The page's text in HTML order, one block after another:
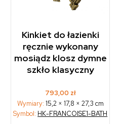
Kinkiet do łazienki
ręcznie wykonany
mosiądz klosz dymne
szkło klasyczny
793,00 zł
Wymiary: 15,2 × 17,8 × 27,3 cm
Symbol: HK-FRANCOISE1-BATH